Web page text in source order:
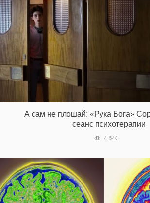
А сам не плошай: «Рука Бога»
сеанс психотерапии
4 548